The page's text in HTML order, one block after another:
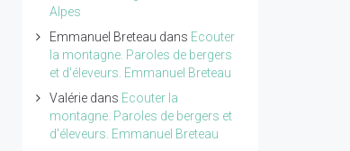
Alpes
Emmanuel Breteau dans Ecouter
la montagne. Paroles de bergers
et d'éleveurs. Emmanuel Breteau
Valériedans Ecouter la
montagne. Paroles de bergers et
d'éleveurs. Emmanuel Breteau